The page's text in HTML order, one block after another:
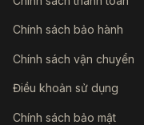
Chính sách bảo hành
Chính sách vận chuyển
Điều khoản sử dụng
Chính sách bảo mật